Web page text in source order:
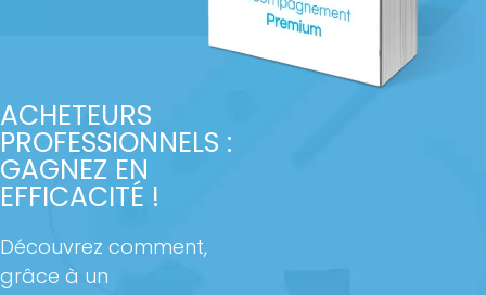
ACHETEURS
PROFESSIONNELS :
GAGNEZ EN
EFFICACITÉ !
Découvrez comment,
grâce à un